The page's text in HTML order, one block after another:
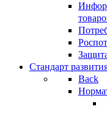
Стандарт
Back